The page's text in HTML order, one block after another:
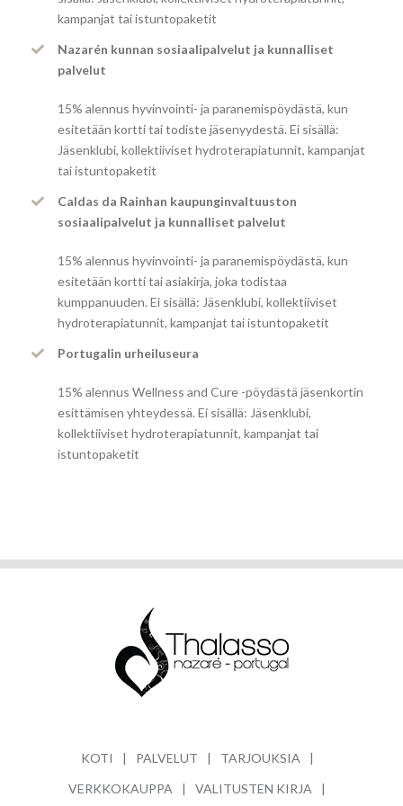
kampanjat tai istuntopaketit
Nazarén kunnan sosiaalipalvelut ja kunnalliset
palvelut
15% alennus hyvinvointi- ja paranemispöydästä, kun
esitetään kortti tai todiste jäsenyydestä. Ei sisällä:
Jäsenklubi, kollektiiviset hydroterapiatunnit, kampanjat
tai istuntopaketit
Caldas da Rainhan kaupunginvaltuuston
sosiaalipalvelut ja kunnalliset palvelut
15% alennus hyvinvointi- ja paranemispöydästä, kun
esitetään kortti tai asiakirja, joka todistaa
kumppanuuden. Ei sisällä: Jäsenklubi, kollektiiviset
hydroterapiatunnit, kampanjat tai istuntopaketit
Portugalin urheiluseura
15% alennus Wellness and Cure -pöydästä jäsenkortin
esittämisen yhteydessä. Ei sisällä: Jäsenklubi,
kollektiiviset hydroterapiatunnit, kampanjat tai
istuntopaketit
KOTI PALVELUT
TARJOUKSIA
VERKKOKAUPPA
VALITUSTEN KIRJA